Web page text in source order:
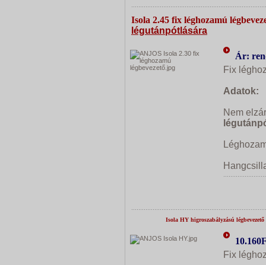
Isola 2.45 fix léghozamú
légutánpótlására
Ár:
Fix
Adatok:
Nem
Isola HY higroszabályzású légbevezető
Fix